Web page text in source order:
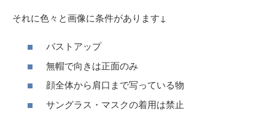
それに色々と画像に条件があります↓
バストアップ
無帽で向きは正面のみ
顔全体から肩口まで写っている物
サングラス・マスクの着用は禁止